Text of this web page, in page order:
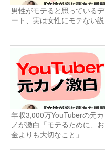
男性がモテると思っているデ
ート、実は女性にモテない説
年収3,000万YouTuberの元カ
ノが激白「モテるために、お
金よりも大切なこと」